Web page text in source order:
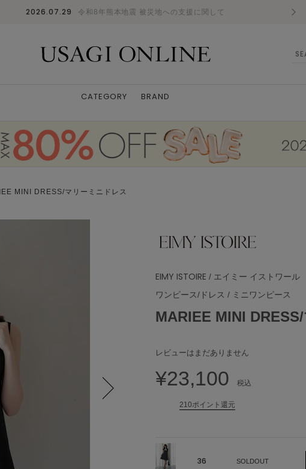
2026.07.29 令和8年熊本地震 被災地への支援に関して
CATEGORY BRAND
MINI DRESS/マリーミニドレス
EIMY ISTOIRE / エイミー イストワール
ワンピース/ドレス / ミニワンピース
MARIEE MINI
レビューはまだありません
¥23,100 税込
210ポイント還元
36 SOLDOUT